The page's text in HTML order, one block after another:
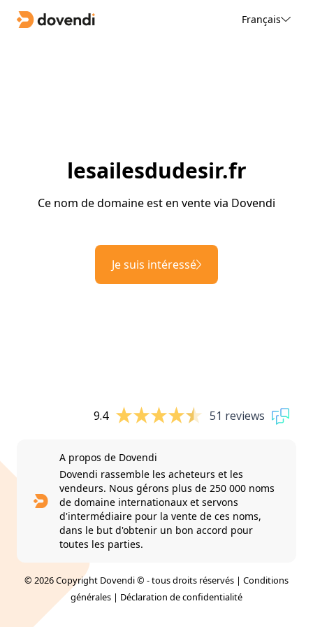
Français
lesailesdudesir.fr
Ce nom de domaine est en vente via Dovendi
Je suis intéressé
9.4 51 reviews
A propos de Dovendi
Dovendi rassemble les acheteurs et les
vendeurs. Nous gérons plus de 250 000 noms
de domaine internationaux et servons
d'intermédiaire pour la vente de ces noms,
dans le but d'obtenir un bon accord pour
toutes les parties.
© 2026 Copyright Dovendi © - tous droits réservés | Conditions
générales | Déclaration de confidentialité